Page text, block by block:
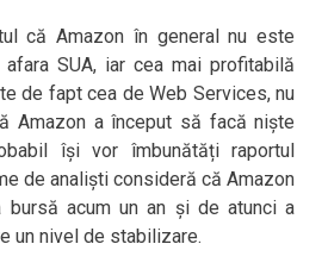
că Amazon în general nu este
SUA, iar cea mai profitabilă
de fapt cea de Web Services, nu
Amazon a început să facă niște
își vor îmbunătăți raportul
de analiști consideră că Amazon
bursă acum un an și de atunci a
un nivel de stabilizare.